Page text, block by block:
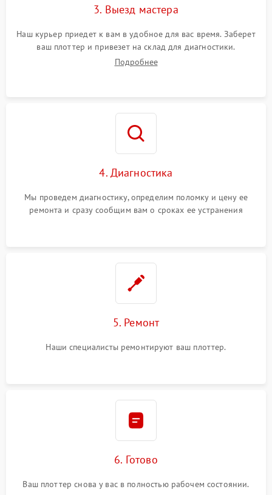
3. Выезд мастера
Наш курьер приедет к вам в удобное для вас время. Заберет
ваш плоттер и привезет на склад для диагностики.
Подробнее
4. Диагностика
Мы проведем диагностику, определим поломку и цену ее
ремонта и сразу сообщим вам о сроках ее устранения
5. Ремонт
Наши специалисты ремонтируют ваш плоттер.
6. Готово
Ваш плоттер снова у вас в полностью рабочем состоянии.